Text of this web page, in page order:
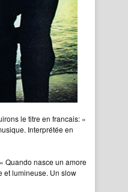
le titre en francais: «
Interprétée en
Quando nasce un amore
et lumineuse. Un slow